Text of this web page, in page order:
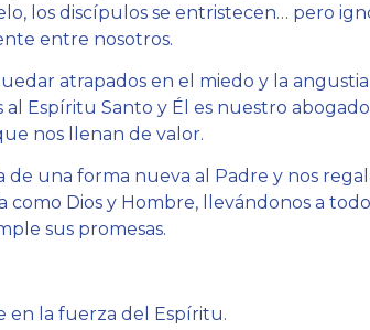
los discípulos se entristecen… pero
entre nosotros.
atrapados en el miedo y la
Espíritu Santo y Él es nuestro
nos llenan de valor.
una forma nueva al Padre y nos
Dios y Hombre, llevándonos a
sus promesas.
en la fuerza del Espíritu.